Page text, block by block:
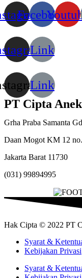
Facebook
Link
Link
PT Cipta
Grha Praba Samanta
Daan Mogot KM 12
Jakarta Barat 11730
(031) 99894995
Hak Cipta © 2022 PT
Syarat &
Kebijakan Privasi
Syarat &